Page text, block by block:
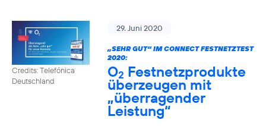
Credits: Telefónica
Deutschland
29. Juni 2020
„SEHR GUT“ IM CONNECT FESTNETZTEST
2020:
O2 Festnetzprodukte
überzeugen mit
„überragender
Leistung“